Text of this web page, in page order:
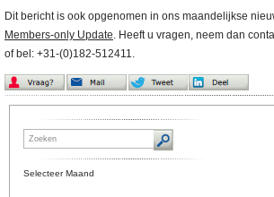
Dit bericht is ook opgenomen in ons maandelijkse
Members-only Update. Heeft u vragen, neem dan
of bel: +31-(0)182-512411.
Selecteer Maand